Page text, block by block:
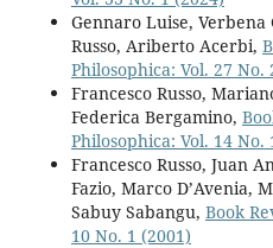
Gennaro Luise, Verbena
Russo, Ariberto Acerbi,
Philosophica: Vol. 27 No.
Francesco Russo,
Federica Bergamino,
Philosophica: Vol. 14 No.
Francesco Russo, Juan
Fazio, Marco D’Avenia,
Sabuy Sabangu, Book
10 No. 1 (2001)